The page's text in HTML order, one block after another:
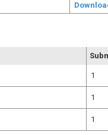
1
1
1